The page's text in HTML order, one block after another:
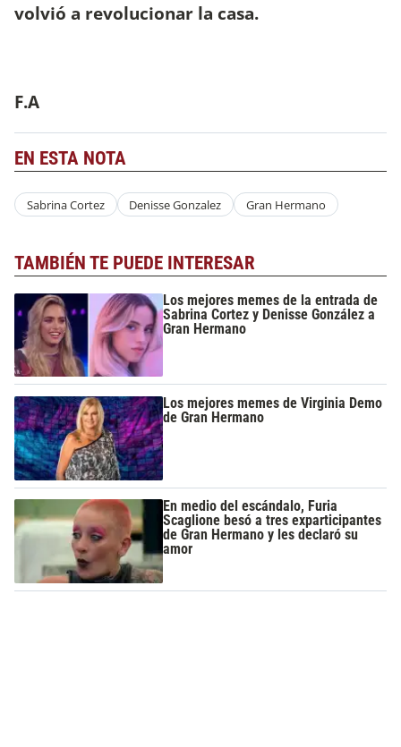
volvió a revolucionar la casa.
F.A
EN ESTA NOTA
Sabrina Cortez Denisse Gonzalez Gran Hermano
TAMBIÉN TE PUEDE INTERESAR
Los mejores memes de la entrada de
Sabrina Cortez y Denisse González a
Gran Hermano
Los mejores memes de Virginia Demo
de Gran Hermano
En medio del escándalo, Furia
Scaglione besó a tres exparticipantes
de Gran Hermano y les declaró su
amor